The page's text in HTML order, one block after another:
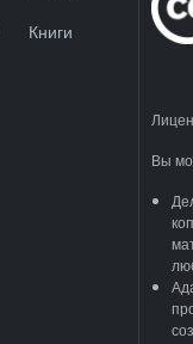
Книги
Вы